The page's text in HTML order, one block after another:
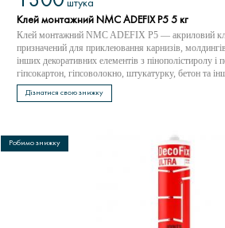
штука
Клей монтажний NMC ADEFIX P5 5 кг
Клей монтажний NMC ADEFIX P5 — акриловий
призначений для приклеювання карнизів,
інших декоративних елементів з пінополістиролу
гіпсокартон, гіпсоволокно, штукатурку, бетон та
Дізнатися свою знижку
Робимо знижку